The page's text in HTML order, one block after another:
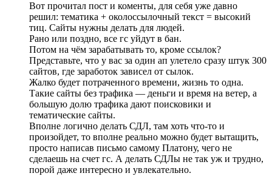
Вот прочитал пост и коменты, для себя уже давно
решил: тематика + околоссылочный текст = высокий
тиц. Сайты нужны делать для людей.
Рано или поздно, все гс уйдут в бан.
Потом на чём зарабатывать то, кроме ссылок?
Представьте, что у вас за один ап улетело сразу штук 300
сайтов, где заработок зависел от сылок.
Жалко будет потраченного времени, жизнь то одна.
Такие сайты без трафика — деньги и время на ветер, а
большую долю трафика дают поисковики и
тематические сайты.
Вполне логично делать СДЛ, там хоть что-то и
произойдет, то вполне реально можно будет вытащить,
просто написав письмо самому Платону, чего не
сделаешь на счет гс. А делать СДЛы не так уж и трудно,
порой даже интересно и увлекательно.